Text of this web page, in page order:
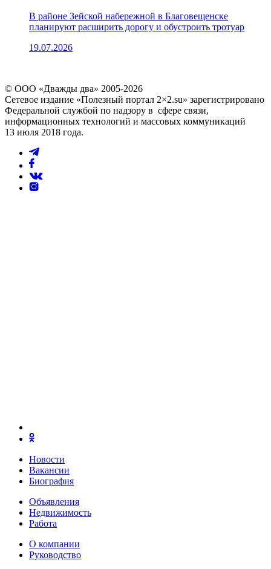
В районе Зейской набережной в Благовещенске
планируют расширить дорогу и обустроить тротуар
19.07.2026
© ООО «Дважды два» 2005-2026
Сетевое издание «Полезный портал 2×2.su» зарегистрировано
Федеральной службой по надзору в сфере связи,
информационных технологий и массовых коммуникаций
13 июля 2018 года.
Новости
Вакансии
Биография
Объявления
Недвижимость
Работа
О компании
Руководство